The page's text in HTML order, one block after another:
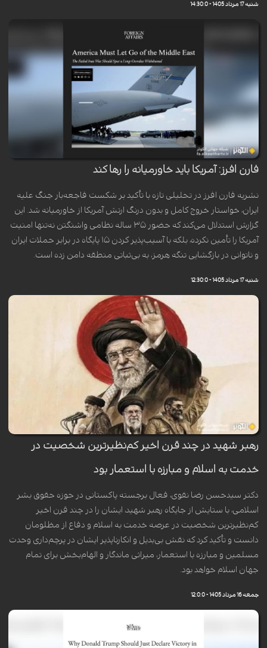
شنبه 17 مرداد 1405 - 14:30:0
فارن افرز: آمریکا باید خاورمیانه را رها کند
نشریه فارن افرز در تحلیلی تازه با تأکید بر شکست فاجعه‌بار جنگ علیه
ایران، خواستار خروج کامل و بدون درنگ ارتش آمریکا از خاورمیانه شد. این
گزارش استدلال می‌کند که حضور ۳۵ ساله نظامی واشنگتن نه‌تنها امنیت
آمریکا را تأمین نکرده، بلکه با آسیب‌پذیر کردن ۱۵ پایگاه در برابر حملات ایران
و ناتوانی در بازگشایی تنگه هرمز، به بی‌ثباتی منطقه دامن زده است.
شنبه 17 مرداد 1405 - 12:30:0
رهبر شهید در چند قرن اخیر کم‌نظیرترین شخصیت در
خدمت به اسلام و مبارزه با استعمار بود
دکتر سیدحسن رضا نقوی، فعال برجسته پاکستانی در حوزه حقوق بشر
اسلامی، با ستایش از جایگاه رهبر شهید، ایشان را در چند قرن اخیر
کم‌نظیرترین شخصیت در عرصه خدمت به اسلام و دفاع از مظلومان
دانست و تأکید کرد که نقش بی‌بدیل و انکارناپذیر ایشان در پرچم‌داری وحدت
مسلمین و مبارزه با استعمار، میراثی ماندگار و الهام‌بخش برای تمام
جهان اسلام خواهد بود.
جمعه 16 مرداد 1405 - 12:0:0